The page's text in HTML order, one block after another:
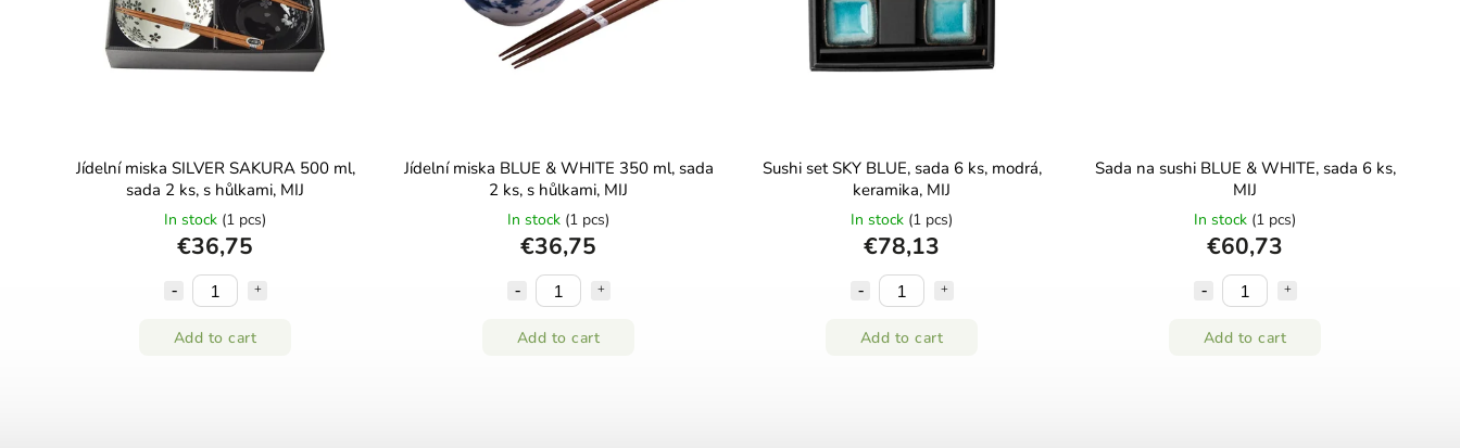
Jídelní miska SILVER SAKURA 500 ml,
sada 2 ks, s hůlkami, MIJ
In stock (1 pcs)
€36,75
Add to cart
Jídelní miska BLUE & WHITE 350 ml, sada
2 ks, s hůlkami, MIJ
In stock (1 pcs)
€36,75
Add to cart
Sushi set SKY BLUE, sada 6 ks, modrá,
keramika, MIJ
In stock (1 pcs)
€78,13
Add to cart
Sada na sushi BLUE & WHITE, sada 6 ks,
MIJ
In stock (1 pcs)
€60,73
Add to cart